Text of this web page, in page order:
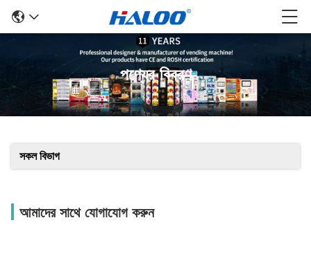
পণ্যের বিবরণ
সকল বিভাগ
আমাদের সাথে যোগাযোগ করুন